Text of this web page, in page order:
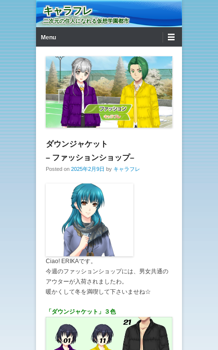
キャラフレ
二次元の住人になれる仮想学園都市
Menu
ダウンジャケット
– ファッションショップ–
Posted on 2025年2月9日 by キャラフレ
Ciao! ERIKAです。
今週のファッションショップには、男女共通の
アウターが入荷されましたわ。
暖かくして冬を満喫して下さいませね☆
「ダウンジャケット 」３色